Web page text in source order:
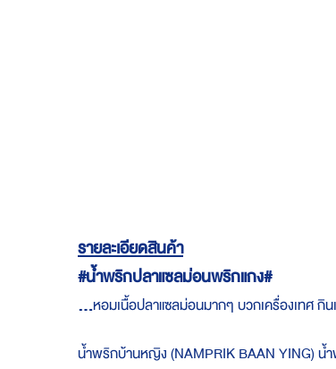
รายละเอียดสินค้า
#น้ำพริกปลาแซลม่อนพริกแกง#
...หอมเนื้อปลาแซลม่อนมากๆ บวกเครื่องเทศ กิ
น้ำพริกบ้านหญิง (NAMPRIK BAAN YING) น้